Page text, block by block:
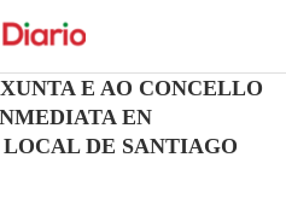
E AO CONCELLO
EN
DE SANTIAGO